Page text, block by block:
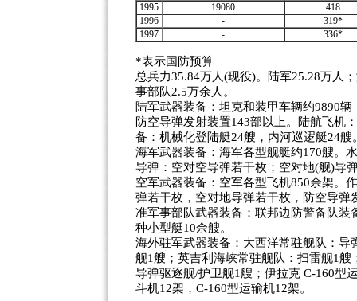
1995
19080
418
1996
-
319*
1997
- 336*
*表示国防预算
总兵力35.84万人(现役)。陆军25.28万人
事部队2.5万余人。
陆军武器装备：坦克和装甲车辆约9890
防空导弹发射装置143部以上。陆航飞机
备：机械化登陆艇24艘，内河巡逻艇24艘
海军武器装备：海军各型舰艇约170艘。
导弹：空对空导弹若干枚；空对地(舰)导
空军武器装备：空军各型飞机850余架。
弹若干枚，空对地导弹若干枚，防空导弹
准军事部队武器装备：联邦边防警备队
种小型艇10余艘。
海外驻军武器装备：大西洋常驻舰队：
舰1艘；英吉利海峡常驻舰队：扫雷舰1
导弹驱逐舰/护卫舰1艘；伊拉克 C-160型
斗机12架，C-160型运输机12架。